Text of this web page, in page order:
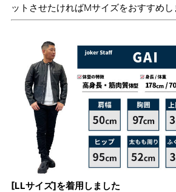
ットさせたければMサイズをおすすめし
[LLサイズ]を着用しました